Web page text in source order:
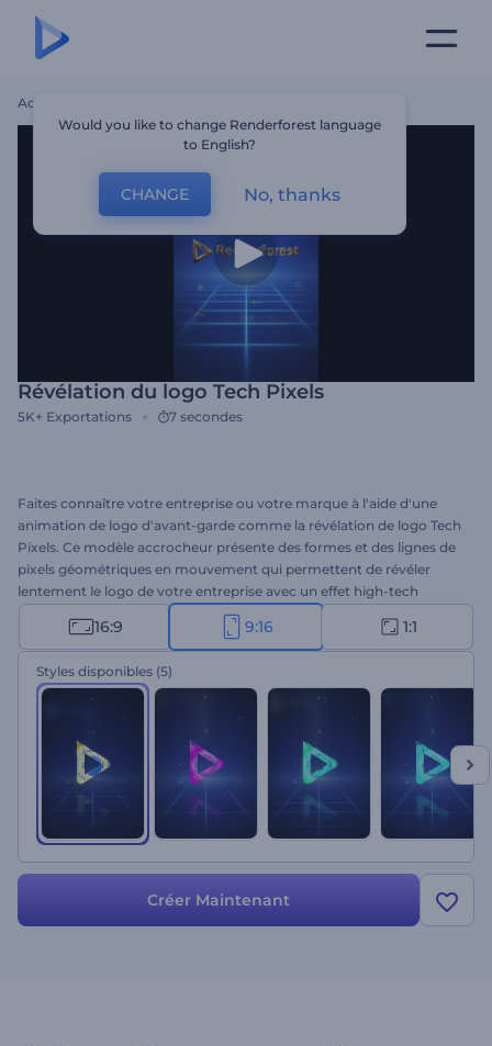
Accueil
Révélation du logo Tech Pixels
5K+ Exportations 7 secondes
Faites connaître votre entreprise ou votre marque à l'aide d'une
animation de logo d'avant-garde comme la révélation de logo Tech
Pixels. Ce modèle accrocheur présente des formes et des lignes de
pixels géométriques en mouvement qui permettent de révéler
lentement le logo de votre entreprise avec un effet high-tech
élégant. Téléchargez votre logo, tapez votre slogan, et obtenez une
animation de logo professionnelle en quelques clics. Utilisez-le pour
promouvoir de nouveaux produits technologiques, des entreprises,
des marques et bien d'autres projets créatifs. Essayez-le
16:9 9:16 1:1
Styles disponibles (5)
Créer Maintenant
Would you like to change Renderforest language
to English?
CHANGE No, thanks